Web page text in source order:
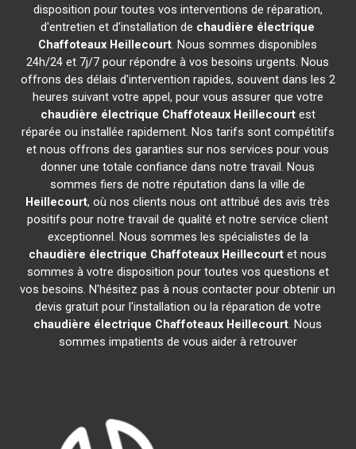
disposition pour toutes vos interventions de réparation,
d'entretien et d'installation de chaudière électrique
Chaffoteaux Heillecourt. Nous sommes disponibles
24h/24 et 7j/7 pour répondre à vos besoins urgents. Nous
offrons des délais d'intervention rapides, souvent dans les 2
heures suivant votre appel, pour vous assurer que votre
chaudière électrique Chaffoteaux Heillecourtest
réparée ou installée rapidement. Nos tarifs sont compétitifs
et nous offrons des garanties sur nos services pour vous
donner une totale confiance dans notre travail. Nous
sommes fiers de notre réputation dans la ville de
Heillecourt, où nos clients nous ont attribué des avis très
positifs pour notre travail de qualité et notre service client
exceptionnel. Nous sommes les spécialistes de la
chaudière électrique Chaffoteaux Heillecourt et nous
sommes à votre disposition pour toutes vos questions et
vos besoins. N'hésitez pas à nous contacter pour obtenir un
devis gratuit pour l'installation ou la réparation de votre
chaudière électrique Chaffoteaux Heillecourt. Nous
sommes impatients de vous aider à retrouver